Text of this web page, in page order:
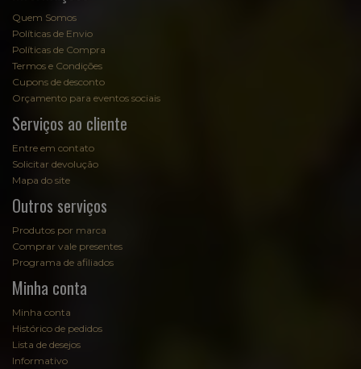
Quem Somos
Políticas de Envio
Políticas de Compra
Termos e Condições
Cupons de desconto
Orçamento para eventos sociais
Serviços ao cliente
Entre em contato
Solicitar devolução
Mapa do site
Outros serviços
Produtos por marca
Comprar vale presentes
Programa de afiliados
Minha conta
Minha conta
Histórico de pedidos
Lista de desejos
Informativo